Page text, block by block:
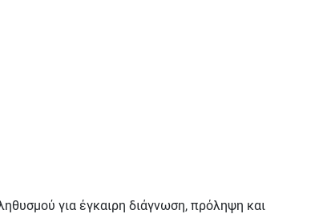
για έγκαιρη διάγνωση, πρόληψη και